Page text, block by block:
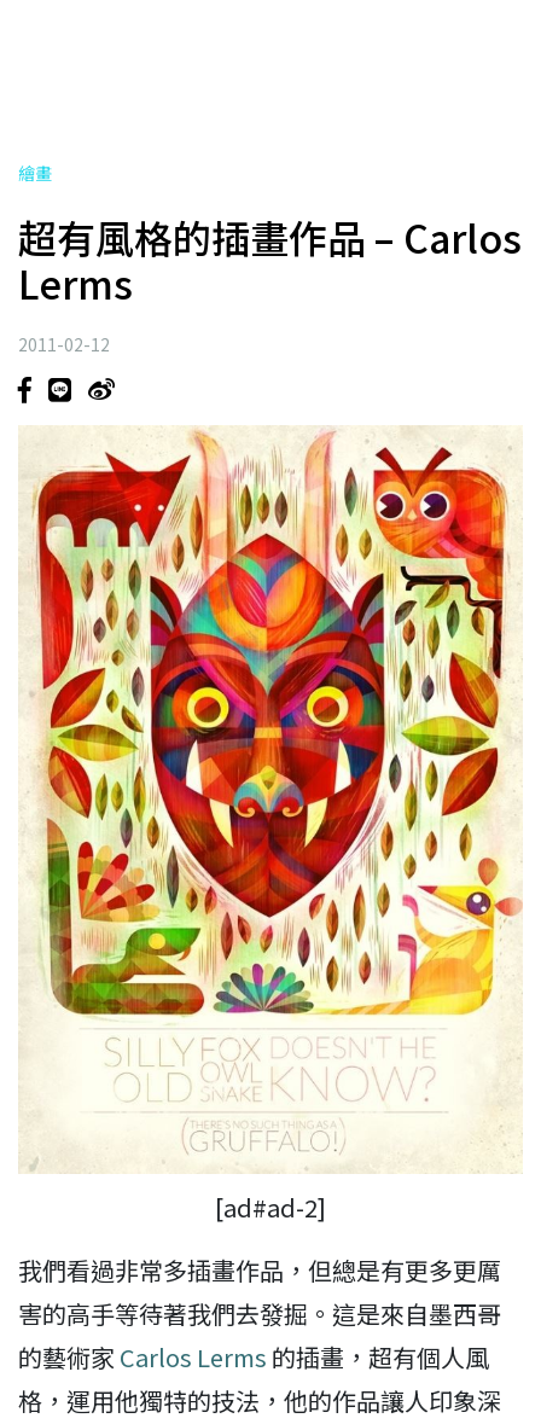
繪畫
超有風格的插畫作品 – Carlos
Lerms
2011-02-12
[ad#ad-2]
我們看過非常多插畫作品，但總是有更多更厲
害的高手等待著我們去發掘。這是來自墨西哥
的藝術家 Carlos Lerms 的插畫，超有個人風
格，運用他獨特的技法，他的作品讓人印象深